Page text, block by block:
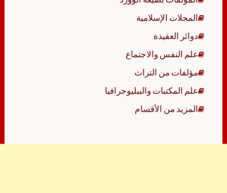
المجلات الإسلامية
دوائر العقيدة
علم النفس والاجتماع
مؤلفات من التراث
علم المكتبات والببليوجرافيا
المزيد من الأقسام